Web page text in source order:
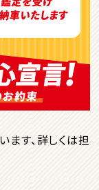
す、詳しくは担